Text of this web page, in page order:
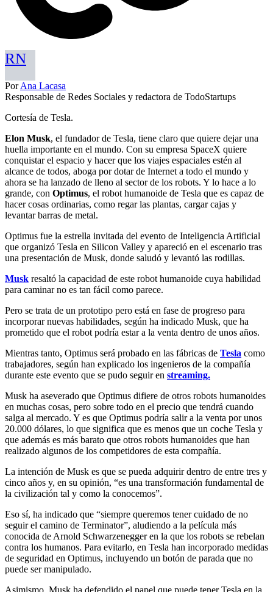
RN
PorAna Lacasa
Responsable de Redes Sociales y redactora de TodoStartups
Cortesía de Tesla.
Elon Musk, el fundador de Tesla, tiene claro que quiere dejar una
huella importante en el mundo. Con su empresa SpaceX quiere
conquistar el espacio y hacer que los viajes espaciales estén al
alcance de todos, aboga por dotar de Internet a todo el mundo y
ahora se ha lanzado de lleno al sector de los robots. Y lo hace a lo
grande, con Optimus, el robot humanoide de Tesla que es capaz de
hacer cosas ordinarias, como regar las plantas, cargar cajas y
levantar barras de metal.
Optimus fue la estrella invitada del evento de Inteligencia Artificial
que organizó Tesla en Silicon Valley y apareció en el escenario tras
una presentación de Musk, donde saludó y levantó las rodillas.
Musk resaltó la capacidad de este robot humanoide cuya habilidad
para caminar no es tan fácil como parece.
Pero se trata de un prototipo pero está en fase de progreso para
incorporar nuevas habilidades, según ha indicado Musk, que ha
prometido que el robot podría estar a la venta dentro de unos años.
Mientras tanto, Optimus será probado en las fábricas de Tesla como
trabajadores, según han explicado los ingenieros de la compañía
durante este evento que se pudo seguir en streaming.
Musk ha aseverado que Optimus difiere de otros robots humanoides
en muchas cosas, pero sobre todo en el precio que tendrá cuando
salga al mercado. Y es que Optimus podría salir a la venta por unos
20.000 dólares, lo que significa que es menos que un coche Tesla y
que además es más barato que otros robots humanoides que han
realizado algunos de los competidores de esta compañía.
La intención de Musk es que se pueda adquirir dentro de entre tres y
cinco años y, en su opinión, “es una transformación fundamental de
la civilización tal y como la conocemos”.
Eso sí, ha indicado que “siempre queremos tener cuidado de no
seguir el camino de Terminator”, aludiendo a la película más
conocida de Arnold Schwarzenegger en la que los robots se rebelan
contra los humanos. Para evitarlo, en Tesla han incorporado medidas
de seguridad en Optimus, incluyendo un botón de parada que no
puede ser manipulado.